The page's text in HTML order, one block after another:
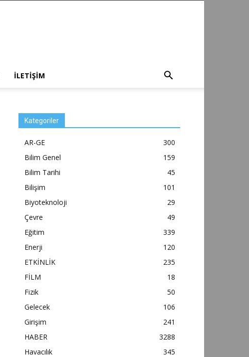
İLETİŞİM
Kategoriler
AR-GE
300
Bilim Genel
159
Bilim Tarihi
45
Bilişim
101
Biyoteknoloji
29
Çevre
49
Eğitim
339
Enerji
120
ETKİNLİK
235
FİLM
18
Fizik
50
Gelecek
106
Girişim
241
HABER
3288
Havacılık
345